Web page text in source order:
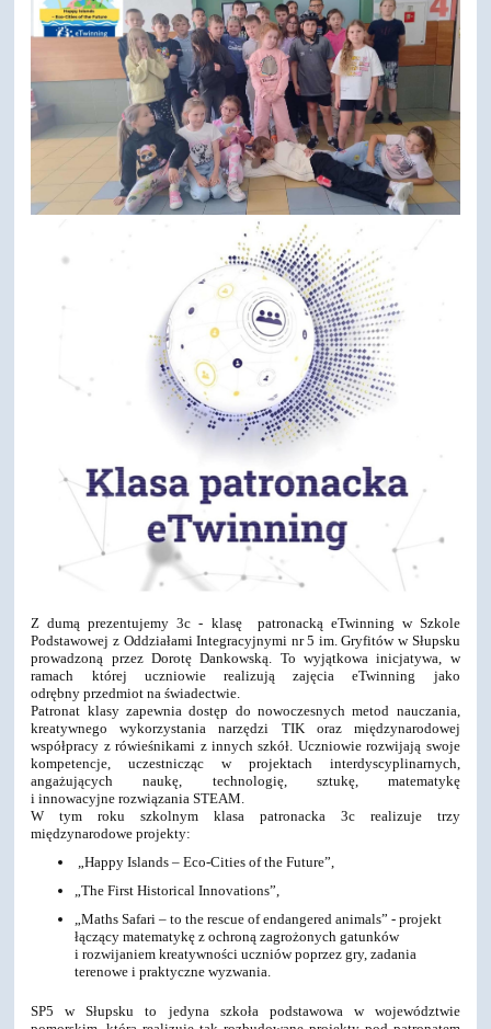
Z dumą prezentujemy 3c - klasę patronacką eTwinning w Szkole
Podstawowej z Oddziałami Integracyjnymi nr 5 im. Gryfitów w Słupsku
prowadzoną przez Dorotę Dankowską. To wyjątkowa inicjatywa, w
ramach której uczniowie realizują zajęcia eTwinning jako
odrębny przedmiot na świadectwie.
Patronat klasy zapewnia dostęp do nowoczesnych metod nauczania,
kreatywnego wykorzystania narzędzi TIK oraz międzynarodowej
współpracy z rówieśnikami z innych szkół. Uczniowie rozwijają swoje
kompetencje, uczestnicząc w projektach interdyscyplinarnych,
angażujących naukę, technologię, sztukę, matematykę
i innowacyjne rozwiązania STEAM.
W tym roku szkolnym klasa patronacka 3c realizuje trzy
międzynarodowe projekty:
„Happy Islands – Eco-Cities of the Future”,
„The First Historical Innovations”,
„Maths Safari – to the rescue of endangered animals” - projekt
łączący matematykę z ochroną zagrożonych gatunków
i rozwijaniem kreatywności uczniów poprzez gry, zadania
terenowe i praktyczne wyzwania.
SP5 w Słupsku to jedyna szkoła podstawowa w województwie